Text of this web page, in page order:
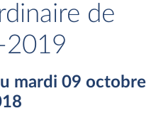
de
2019
mardi 09 octobre